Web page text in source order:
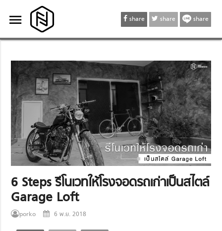
menu
menu share share share
6 Steps รีโนเวทให้โรงจอดรถเก่าเป็นสไตล์
Garage Loft
porko 6 พ.ย. 2018